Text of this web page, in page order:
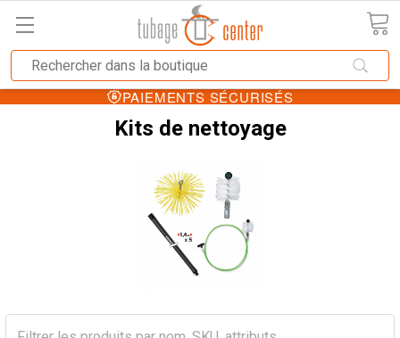
PAIEMENTS SÉCURISÉS
Kits de nettoyage